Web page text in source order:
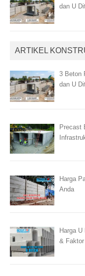
dan U
ARTIKEL
3 Beton
dan U
Precast
Harga
Anda
Harga
&